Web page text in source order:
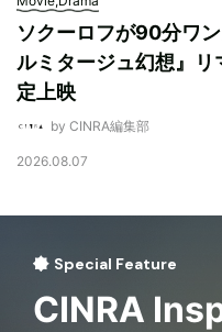
ソクーロフが90分ワ
ルミタージュ幻想』
定上映
by CINRA編集部
2026.08.07
Special Feature
CINRA